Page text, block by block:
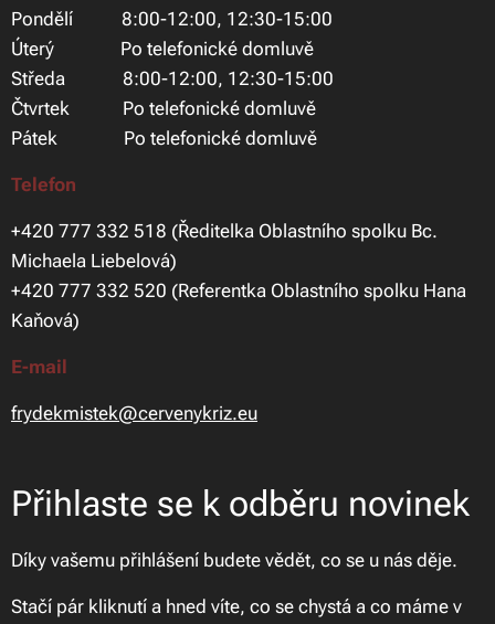
Pondělí 8:00-12:00, 12:30-15:00
Úterý Po telefonické domluvě
Středa 8:00-12:00, 12:30-15:00
Čtvrtek Po telefonické domluvě
Pátek Po telefonické domluvě
Telefon
+420 777 332 518 (Ředitelka Oblastního spolku Bc.
Michaela Liebelová)
+420 777 332 520 (Referentka Oblastního spolku Hana
Kaňová)
E-mail
frydekmistek@cervenykriz.eu
Přihlaste se k odběru novinek
Díky vašemu přihlášení budete vědět, co se u nás děje.
Stačí pár kliknutí a hned víte, co se chystá a co máme v